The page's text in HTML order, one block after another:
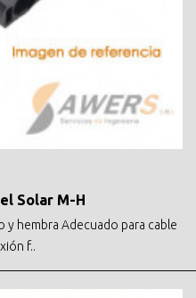
Solar M-H
hembra Adecuado para cable
f..